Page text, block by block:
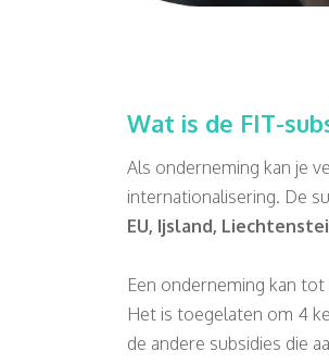
Wat is de FIT-
Als onderneming kan je
internationalisering. De
EU, Ijsland,
Een onderneming kan
Het is toegelaten om 4
de andere subsidies die